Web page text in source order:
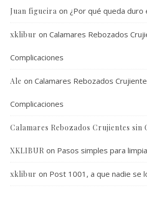
Juan figueira on ¿Por qué queda duro
xklibur on Calamares Rebozados
Complicaciones
Ale on Calamares Rebozados
Complicaciones
Calamares Rebozados Crujientes sin
XKLIBUR on Pasos simples para
xklibur on Post 1001, a que nadie se